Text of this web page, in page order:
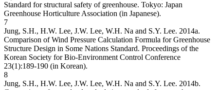
Standard for structural safety of greenhouse. Tokyo: Japan
Greenhouse Horticulture Association (in Japanese).
7
Jung, S.H., H.W. Lee, J.W. Lee, W.H. Na and S.Y. Lee. 2014a.
Comparison of Wind Pressure Calculation Formula for Greenhouse
Structure Design in Some Nations Standard. Proceedings of the
Korean Society for Bio-Environment Control Conference
23(1):189-190 (in Korean).
8
Jung, S.H., H.W. Lee, J.W. Lee, W.H. Na and S.Y. Lee. 2014b.